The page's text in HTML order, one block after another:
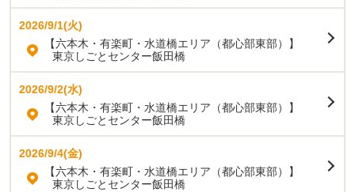
2026/9/1(火)
【六本木・有楽町・水道橋エリア（都心部東部）】
東京しごとセンター飯田橋
2026/9/2(水)
【六本木・有楽町・水道橋エリア（都心部東部）】
東京しごとセンター飯田橋
2026/9/4(金)
【六本木・有楽町・水道橋エリア（都心部東部）】
東京しごとセンター飯田橋